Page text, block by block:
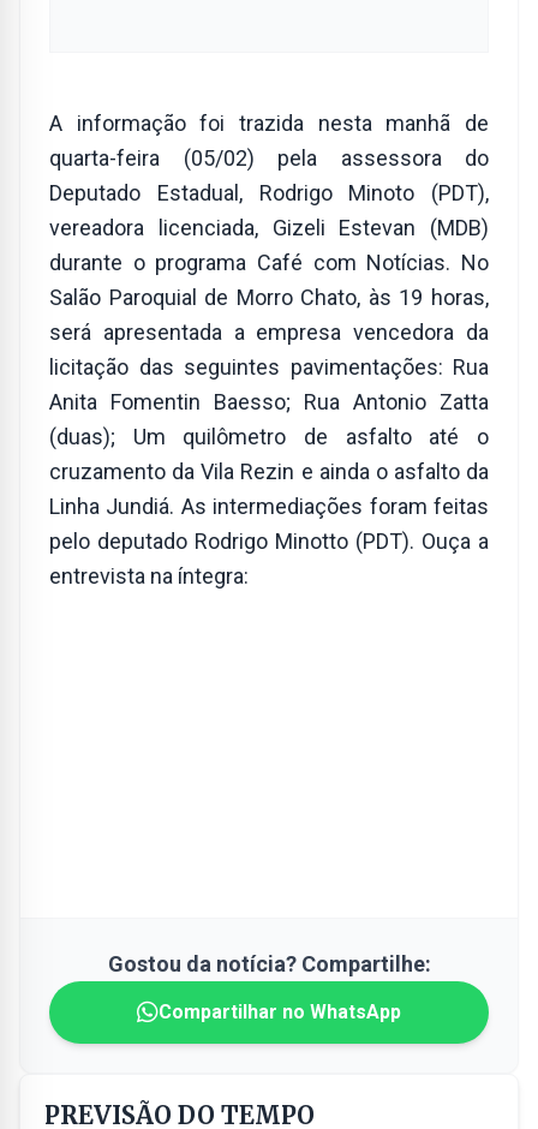
A informação foi trazida nesta manhã de
quarta-feira (05/02) pela assessora do
Deputado Estadual, Rodrigo Minoto (PDT),
vereadora licenciada, Gizeli Estevan (MDB)
durante o programa Café com Notícias. No
Salão Paroquial de Morro Chato, às 19 horas,
será apresentada a empresa vencedora da
licitação das seguintes pavimentações: Rua
Anita Fomentin Baesso; Rua Antonio Zatta
(duas); Um quilômetro de asfalto até o
cruzamento da Vila Rezin e ainda o asfalto da
Linha Jundiá. As intermediações foram feitas
pelo deputado Rodrigo Minotto (PDT). Ouça a
entrevista na íntegra:
Gostou da notícia? Compartilhe:
Compartilhar no WhatsApp
PREVISÃO DO TEMPO